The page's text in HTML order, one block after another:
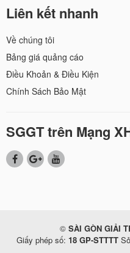
Liên kết nhanh
Về chúng tôi
Bảng giá quảng cáo
Điều Khoản & Điều Kiện
Chính Sách Bảo Mật
SGGT trên Mạng
© SÀI GÒN GIẢI
Giấy phép số: 18 GP-STTTT